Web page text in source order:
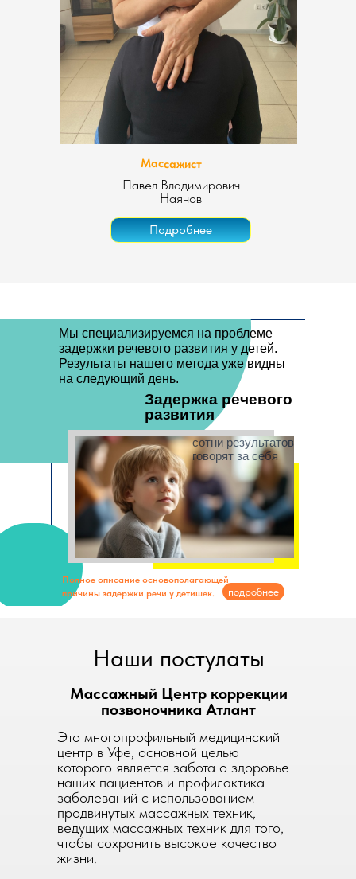
Павел Владимирович
Наянов
Массажист
Подробнее
Мы специализируемся на проблеме
задержки речевого развития у детей.
Результаты нашего метода уже видны
на следующий день.
Задержка речевого
развития
сотни результатов
говорят за себя
Полное описание основополагающей
причины задержки речи у детишек.
подробнее
Наши постулаты
Массажный Центр коррекции
позвоночника Атлант
Это многопрофильный медицинский
центр в Уфе, основной целью
которого является забота о здоровье
наших пациентов и профилактика
заболеваний с использованием
продвинутых массажных техник,
ведущих массажных техник для того,
чтобы сохранить высокое качество
жизни.